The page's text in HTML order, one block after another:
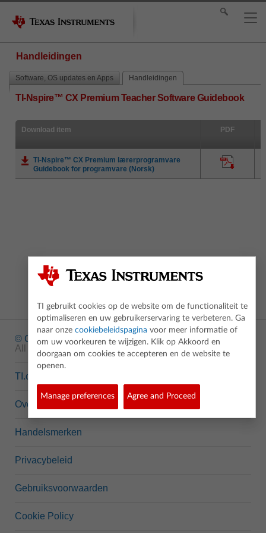
Handleidingen
Software, OS updates en Apps Handleidingen
TI-Nspire™ CX Premium Teacher Software Guidebook
Download item PDF
TI-Nspire™ CX Premium lærerprogramvare
Guidebook for programvare (Norsk)
© Copyright1995-2026 Texas Instruments Incorporated.
All rights reserved.
TI.com
Over ons
Handelsmerken
Privacybeleid
Gebruiksvoorwaarden
Cookie Policy
TI gebruikt cookies op de website om de functionaliteit te
optimaliseren en uw gebruikerservaring te verbeteren. Ga
naar onze cookiebeleidspagina voor meer informatie of
om uw voorkeuren te wijzigen. Klik op Akkoord en
doorgaan om cookies te accepteren en de website te
openen.
Manage preferences Agree and Proceed